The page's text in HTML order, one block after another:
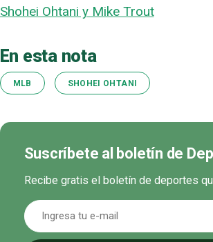
Shohei Ohtani y Mike Trout
En esta nota
MLB SHOHEI OHTANI
Suscríbete al boletín de
Recibe gratis el boletín de deportes